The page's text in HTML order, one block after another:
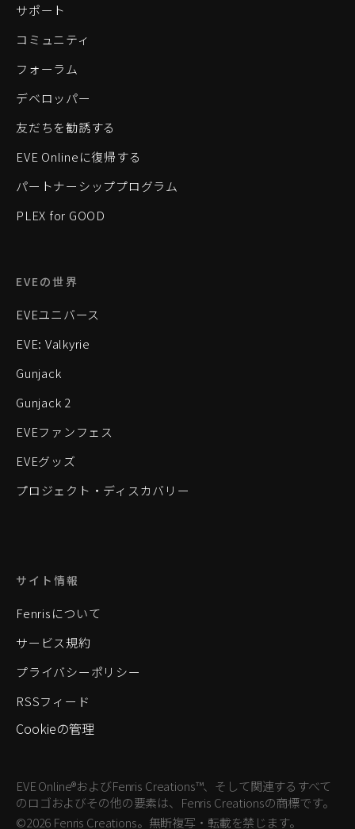
サポート
コミュニティ
フォーラム
デベロッパー
友だちを勧誘する
EVE Onlineに復帰する
パートナーシッププログラム
PLEX for GOOD
EVEの世界
EVEユニバース
EVE: Valkyrie
Gunjack
Gunjack 2
EVEファンフェス
EVEグッズ
プロジェクト・ディスカバリー
サイト情報
Fenrisについて
サービス規約
プライバシーポリシー
RSSフィード
Cookieの管理
EVE Online®およびFenris Creations™、そして関連するすべて
のロゴおよびその他の要素は、Fenris Creationsの商標です。
©2026 Fenris Creations。無断複写・転載を禁じます。